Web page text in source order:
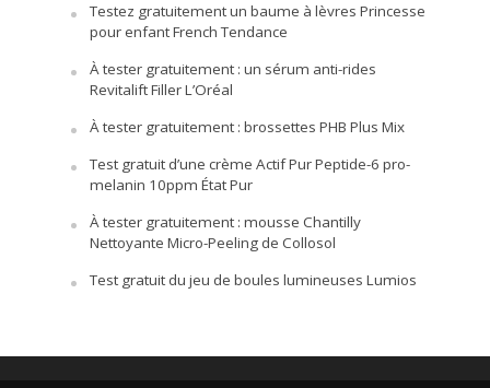
Testez gratuitement un baume à lèvres Princesse
pour enfant French Tendance
À tester gratuitement : un sérum anti-rides
Revitalift Filler L’Oréal
À tester gratuitement : brossettes PHB Plus Mix
Test gratuit d’une crème Actif Pur Peptide-6 pro-
melanin 10ppm État Pur
À tester gratuitement : mousse Chantilly
Nettoyante Micro-Peeling de Collosol
Test gratuit du jeu de boules lumineuses Lumios